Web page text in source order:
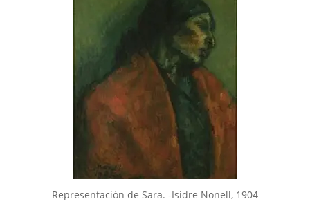
Representación de Sara. -Isidre Nonell, 1904